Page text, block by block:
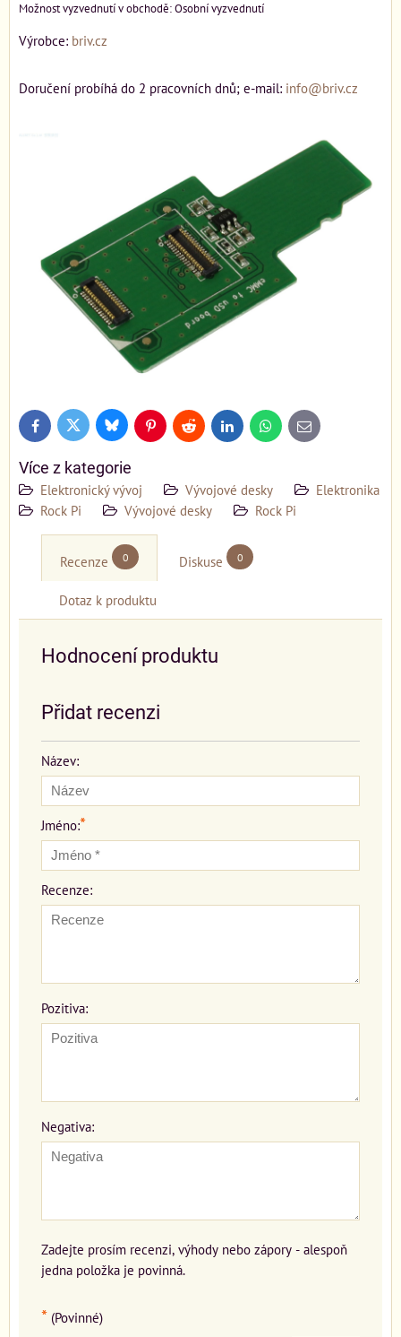
Osobní vyzvednutí
Výrobce: briv.cz
Doručení probíhá do 2 pracovních dnů; e-mail: info@briv.cz
FacebookTwitter BlueskyPinterestReddit LinkedInWhatsApp
E-
mail
Více z kategorie
Elektronický vývoj Vývojové desky
Elektronika
Rock Pi
Vývojové desky Rock Pi
Recenze 0 Diskuse 0
Dotaz k produktu
Hodnocení produktu
Přidat recenzi
Název:
Jméno:*
Recenze:
Pozitiva:
Negativa:
Zadejte prosím recenzi, výhody nebo zápory - alespoň
jedna položka je povinná.
* (Povinné)